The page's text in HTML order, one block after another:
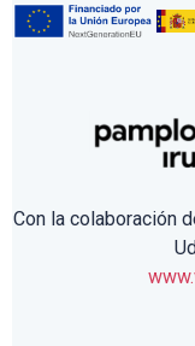
Con la colaboración